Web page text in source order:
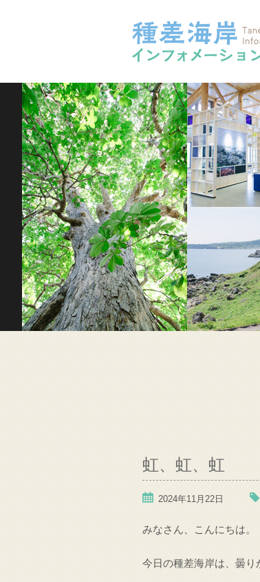
虹、虹、虹
2024年11月22日
みなさん、こんにちは。
今日の種差海岸は、曇り